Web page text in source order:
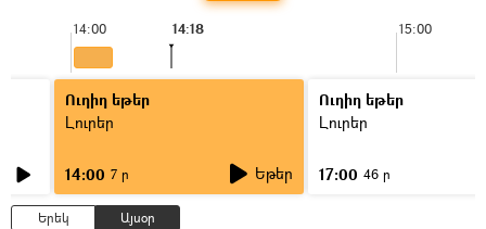
14:00 15:00
14:18
Ուղիղ եթեր
Լուրեր
14:00 7 ր Եթեր
Ուղիղ եթեր
Լուրեր
17:00 46 ր
Երեկ Այսօր